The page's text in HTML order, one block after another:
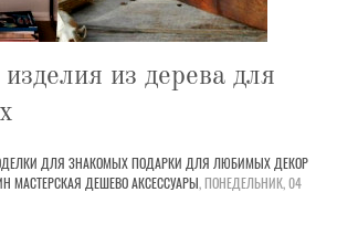
из дерева для
ДЛЯ ЗНАКОМЫХПОДАРКИ ДЛЯ ЛЮБИМЫХ ДЕКОР
МАСТЕРСКАЯ ДЕШЕВОАКСЕССУАРЫ,ПОНЕДЕЛЬНИК, 04